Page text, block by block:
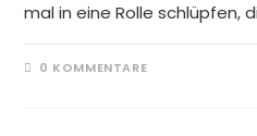
mal in eine Rolle schlüpfen,
0 KOMMENTARE